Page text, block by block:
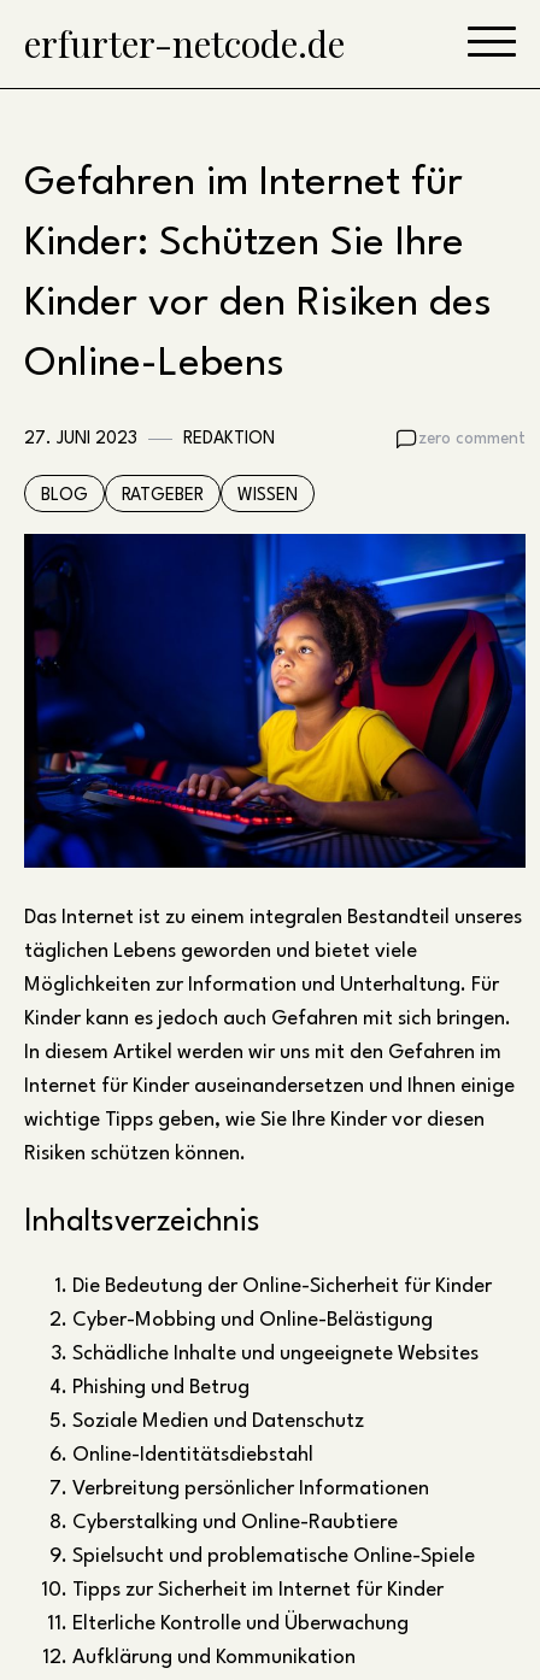
erfurter-netcode.de
Gefahren im Internet für
Kinder: Schützen Sie Ihre
Kinder vor den Risiken des
Online-Lebens
27. JUNI 2023 REDAKTION zero comment
BLOG RATGEBER WISSEN
Das Internet ist zu einem integralen Bestandteil unseres
täglichen Lebens geworden und bietet viele
Möglichkeiten zur Information und Unterhaltung. Für
Kinder kann es jedoch auch Gefahren mit sich bringen.
In diesem Artikel werden wir uns mit den Gefahren im
Internet für Kinder auseinandersetzen und Ihnen einige
wichtige Tipps geben, wie Sie Ihre Kinder vor diesen
Risiken schützen können.
Inhaltsverzeichnis
Die Bedeutung der Online-Sicherheit für Kinder
Cyber-Mobbing und Online-Belästigung
Schädliche Inhalte und ungeeignete Websites
Phishing und Betrug
Soziale Medien und Datenschutz
Online-Identitätsdiebstahl
Verbreitung persönlicher Informationen
Cyberstalking und Online-Raubtiere
Spielsucht und problematische Online-Spiele
Tipps zur Sicherheit im Internet für Kinder
Elterliche Kontrolle und Überwachung
Aufklärung und Kommunikation